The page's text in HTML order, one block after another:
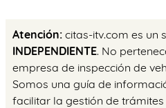
Atención: citas-itv.com es un
INDEPENDIENTE. No
empresa de inspección de
Somos una guía de
facilitar la gestión de